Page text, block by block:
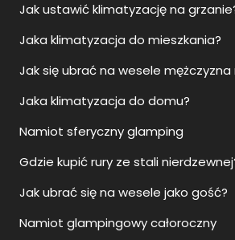
Jak ustawić klimatyzację na
Jaka klimatyzacja do mieszkania?
Jak się ubrać na wesele
Jaka klimatyzacja do domu?
Namiot sferyczny glamping
Gdzie kupić rury ze stali
Jak ubrać się na wesele jako gość?
Namiot glampingowy całoroczny